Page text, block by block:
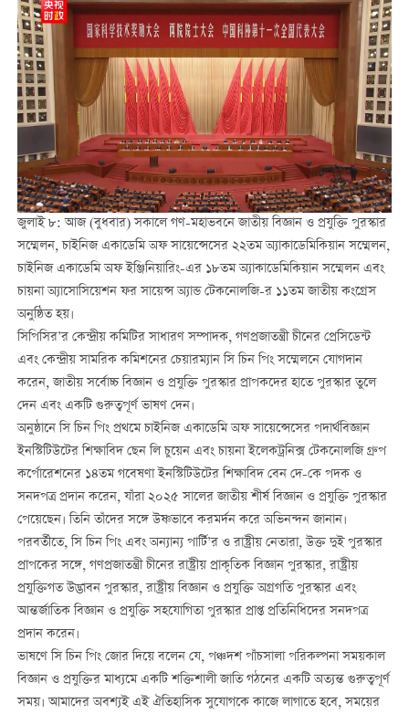
জুলাই ৮: আজ (বুধবার) সকালে গণ-মহাভবনে জাতীয় বিজ্ঞান ও প্রযুক্তি পুরস্কার
সম্মেলন, চাইনিজ একাডেমি অফ সায়েন্সেসের ২২তম অ্যাকাডেমিকিয়ান সম্মেলন,
চাইনিজ একাডেমি অফ ইঞ্জিনিয়ারিং-এর ১৮তম অ্যাকাডেমিকিয়ান সম্মেলন এবং
চায়না অ্যাসোসিয়েশন ফর সায়েন্স অ্যান্ড টেকনোলজি-র ১১তম জাতীয় কংগ্রেস
অনুষ্ঠিত হয়।
সিপিসির’র কেন্দ্রীয় কমিটির সাধারণ সম্পাদক, গণপ্রজাতন্ত্রী চীনের প্রেসিডেন্ট
এবং কেন্দ্রীয় সামরিক কমিশনের চেয়ারম্যান সি চিন পিং সম্মেলনে যোগদান
করেন, জাতীয় সর্বোচ্চ বিজ্ঞান ও প্রযুক্তি পুরস্কার প্রাপকদের হাতে পুরস্কার তুলে
দেন এবং একটি গুরুত্বপূর্ণ ভাষণ দেন।
অনুষ্ঠানে সি চিন পিং প্রথমে চাইনিজ একাডেমি অফ সায়েন্সেসের পদার্থবিজ্ঞান
ইনস্টিটিউটের শিক্ষাবিদ ছেন লি চুয়েন এবং চায়না ইলেকট্রনিক্স টেকনোলজি গ্রুপ
কর্পোরেশনের ১৪তম গবেষণা ইনস্টিটিউটের শিক্ষাবিদ বেন দে-কে পদক ও
সনদপত্র প্রদান করেন, যাঁরা ২০২৫ সালের জাতীয় শীর্ষ বিজ্ঞান ও প্রযুক্তি পুরস্কার
পেয়েছেন। তিনি তাঁদের সঙ্গে উষ্ণভাবে করমর্দন করে অভিনন্দন জানান।
পরবর্তীতে, সি চিন পিং এবং অন্যান্য পার্টি’র ও রাষ্ট্রীয় নেতারা, উক্ত দুই পুরস্কার
প্রাপকের সঙ্গে, গণপ্রজাতন্ত্রী চীনের রাষ্ট্রীয় প্রাকৃতিক বিজ্ঞান পুরস্কার, রাষ্ট্রীয়
প্রযুক্তিগত উদ্ভাবন পুরস্কার, রাষ্ট্রীয় বিজ্ঞান ও প্রযুক্তি অগ্রগতি পুরস্কার এবং
আন্তর্জাতিক বিজ্ঞান ও প্রযুক্তি সহযোগিতা পুরস্কার প্রাপ্ত প্রতিনিধিদের সনদপত্র
প্রদান করেন।
ভাষণে সি চিন পিং জোর দিয়ে বলেন যে, পঞ্চদশ পাঁচসালা পরিকল্পনা সময়কাল
বিজ্ঞান ও প্রযুক্তির মাধ্যমে একটি শক্তিশালী জাতি গঠনের একটি অত্যন্ত গুরুত্বপূর্ণ
সময়। আমাদের অবশ্যই এই ঐতিহাসিক সুযোগকে কাজে লাগাতে হবে, সময়ের